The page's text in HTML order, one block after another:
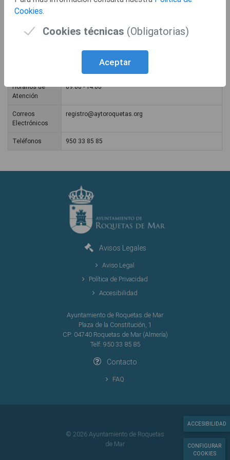
Lugares de Atención
REGISTRO GENERAL
PLAZA CONSTITUCION S/N
Horarios de
Atención
09:00 - 14:00
Correos
Electrónicos
registro@aytoroquetas.org
Teléfonos 950 33 85 85
Avisos Legales
Aviso Legal
Política de Privacidad
Accesibilidad
Ayuntamiento de Roquetas de Mar
Plaza de la Constitución, 1
CP: 04740 Roquetas de Mar (Almería)
Telf: 950 33 85 85
Contacto
FAQ
© 2026 Ayuntamiento de Roquetas
de Mar
ACCESIBILIDAD
CONFIGURAR
COOKIES
Cookies.
Cookies técnicas (Obligatorias)
Aceptar